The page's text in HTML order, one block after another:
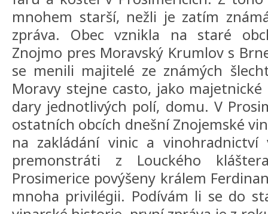
mnohem starší, nežli je zatím
zpráva. Obec vznikla na staré
Znojmo pres Moravský Krumlov s
se menili majitelé ze známých
Moravy stejne casto, jako
dary jednotlivých polí, domu. V
ostatních obcích dnešní Znojemské
na zakládání vinic a vinohradnictví
premonstráti z Louckého
Prosimerice povýšeny králem
mnoha privilégii. Podívám li se do